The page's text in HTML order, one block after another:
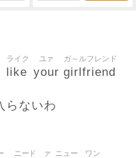
like
ライク
your
ユァ
girlfriend
ガ～ルフレンド
らないわ
ニード ァ ニュー ワン